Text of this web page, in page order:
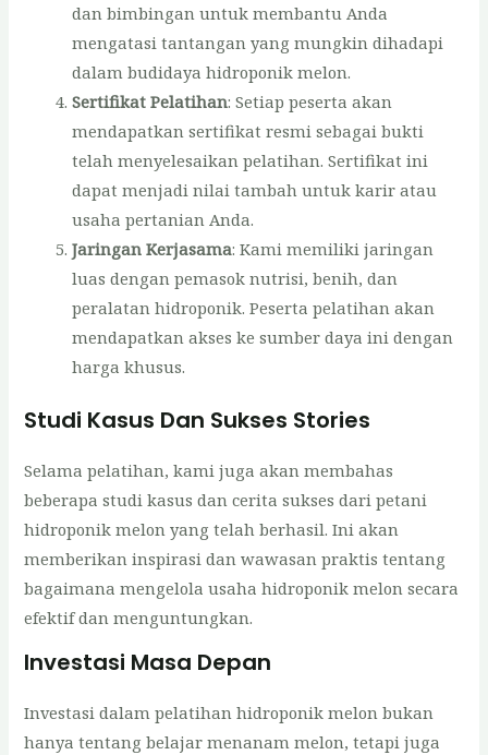
dan bimbingan untuk membantu Anda
mengatasi tantangan yang mungkin dihadapi
dalam budidaya hidroponik melon.
Sertifikat Pelatihan: Setiap peserta akan
mendapatkan sertifikat resmi sebagai bukti
telah menyelesaikan pelatihan. Sertifikat ini
dapat menjadi nilai tambah untuk karir atau
usaha pertanian Anda.
Jaringan Kerjasama: Kami memiliki jaringan
luas dengan pemasok nutrisi, benih, dan
peralatan hidroponik. Peserta pelatihan akan
mendapatkan akses ke sumber daya ini dengan
harga khusus.
Studi Kasus Dan Sukses Stories
Selama pelatihan, kami juga akan membahas
beberapa studi kasus dan cerita sukses dari petani
hidroponik melon yang telah berhasil. Ini akan
memberikan inspirasi dan wawasan praktis tentang
bagaimana mengelola usaha hidroponik melon secara
efektif dan menguntungkan.
Investasi Masa Depan
Investasi dalam pelatihan hidroponik melon bukan
hanya tentang belajar menanam melon, tetapi juga